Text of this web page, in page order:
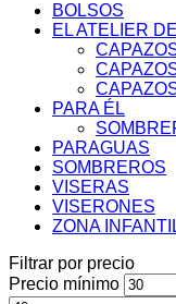
BOLSOS
EL ATELIER
PARA ÉL
PARAGUAS
SOMBREROS
VISERAS
VISERONES
ZONA
Filtrar por precio
Precio mínimo